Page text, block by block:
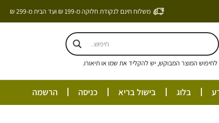
משלוח חינם לנקודת חלוקה מ-199 ₪ ועד הבית מ-299 ₪
לחיפוש המוצר המבוקש, יש להקליד את שמו או תיאורו.
בלוג בישול בריא כניסה הרשמה